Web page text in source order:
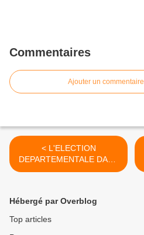
Commentaires
Ajouter un commentaire
< L'ELECTION
DEPARTEMENTALE DANS
LE GARD
Hébergé par Overblog
Top articles